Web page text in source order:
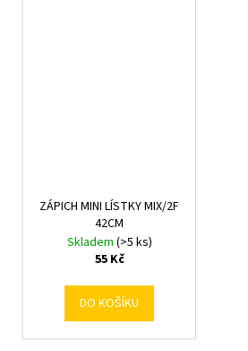
ZÁPICH MINI LÍSTKY MIX/2F
42CM
Skladem (>5 ks)
55 Kč
DO KOŠÍKU